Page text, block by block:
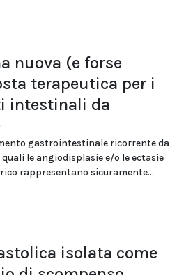
nuova (e forse
terapeutica per i
intestinali da
gastrointestinale ricorrente da
le angiodisplasie e/o le ectasie
rappresentano sicuramente...
isolata come